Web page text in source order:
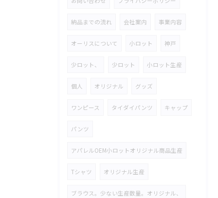
納品までの流れ 会社案内 事業内容
オーリスについて 小ロット 神戸
少ロット、 少ロット 小ロット生産
個人 オリジナル グッズ
ワンピース タイダイパンツ キャップ
パンツ
アパレルOEM小ロットオリジナル商品生産
Tシャツ オリジナル生産
ブラウス。少ない生産数量。オリジナル、